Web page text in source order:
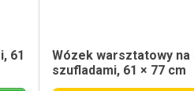
61
Wózek warsztatowy na
szufladami, 61 × 77 cm